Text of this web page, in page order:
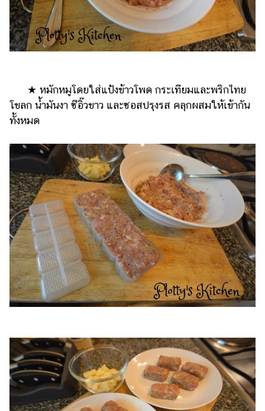
★ หมักหมูโดยใส่แป้งข้าวโพด กระเทียมและพริกไทย
โขลก น้ำมันงา ซีอิ๊วขาว และซอสปรุงรส คลุกผสมให้เข้ากัน
ทั้งหมด